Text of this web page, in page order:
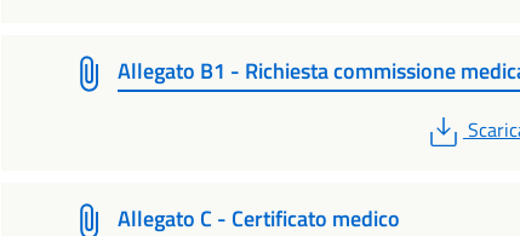
Allegato B1 - Richiesta commissione
PDF
Allegato C - Certificato medico